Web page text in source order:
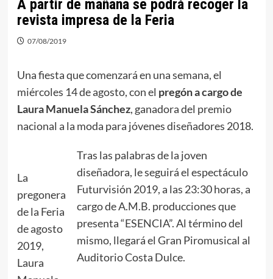
A partir de mañana se podrá recoger la
revista impresa de la Feria
07/08/2019
Una fiesta que comenzará en una semana, el
miércoles 14 de agosto, con el pregón a cargo de
Laura Manuela Sánchez, ganadora del premio
nacional a la moda para jóvenes diseñadores 2018.
La
pregonera
de la Feria
de agosto
2019,
Laura
Tras las palabras de la joven
diseñadora, le seguirá el espectáculo
Futurvisión 2019, a las 23:30 horas, a
cargo de A.M.B. producciones que
presenta “ESENCIA”. Al término del
mismo, llegará el Gran Piromusical al
Auditorio Costa Dulce.